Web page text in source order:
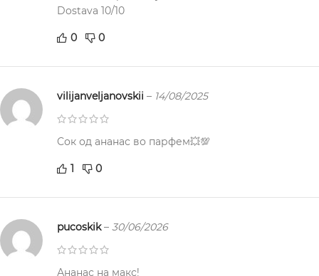
Dostava 10/10
0 0
vilijanveljanovskii – 14/08/2025
Сок од ананас во парфем💥💯
1 0
pucoskik– 30/06/2026
Ананас на макс!